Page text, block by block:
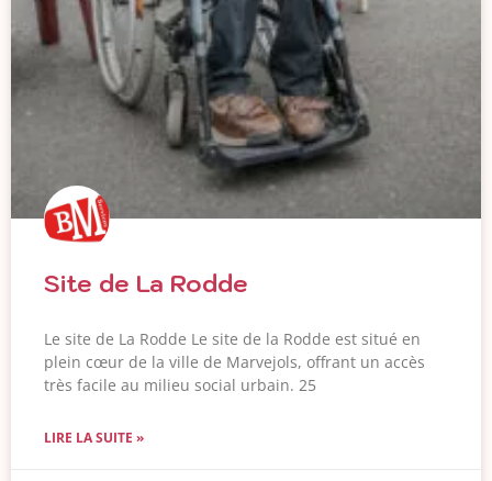
Site de La Rodde
Le site de La Rodde Le site de la Rodde est situé en
plein cœur de la ville de Marvejols, offrant un accès
très facile au milieu social urbain. 25
LIRE LA SUITE »